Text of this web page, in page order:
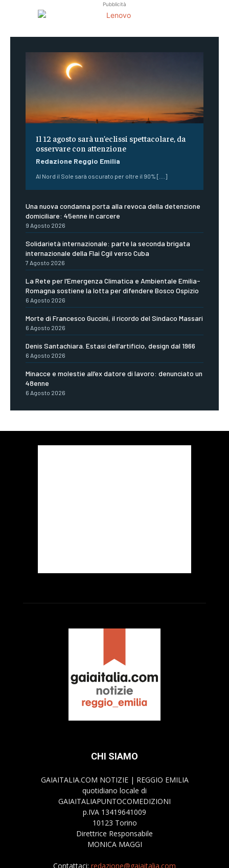
Pubblicità
Il 12 agosto sarà un’eclissi spettacolare, da
osservare con attenzione
Redazione Reggio Emilia
Al Nord il Sole sarà oscurato per oltre il 90% [....]
Una nuova condanna porta alla revoca della detenzione
domiciliare: 45enne in carcere
9 Agosto 2026
Solidarietà internazionale: parte la seconda brigata
internazionale della Flai Cgil verso Cuba
7 Agosto 2026
La Rete per l’Emergenza Climatica e Ambientale Emilia-
Romagna sostiene la lotta per difendere Bosco Ospizio
6 Agosto 2026
Morte di Francesco Guccini, il ricordo del Sindaco Massari
6 Agosto 2026
Denis Santachiara. Estasi dell’artificio, design dal 1966
6 Agosto 2026
Minacce e molestie all’ex datore di lavoro: denunciato un
48enne
6 Agosto 2026
CHI SIAMO
GAIAITALIA.COM NOTIZIE | REGGIO EMILIA
quotidiano locale di
GAIAITALIAPUNTOCOMEDIZIONI
p.IVA 13419641009
10123 Torino
Direttrice Responsabile
MONICA MAGGI
Contattaci: redazione@gaiaitalia.com